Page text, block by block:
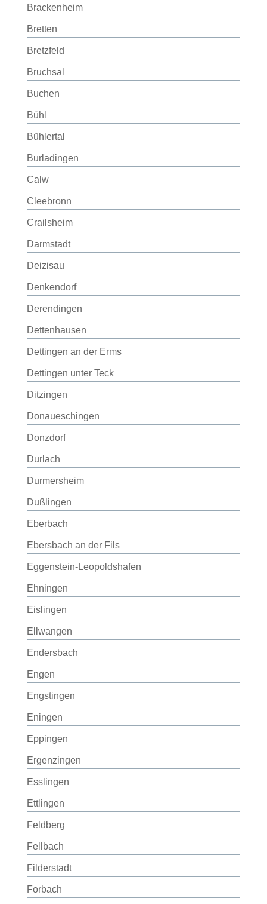
Brackenheim
Bretten
Bretzfeld
Bruchsal
Buchen
Bühl
Bühlertal
Burladingen
Calw
Cleebronn
Crailsheim
Darmstadt
Deizisau
Denkendorf
Derendingen
Dettenhausen
Dettingen an der Erms
Dettingen unter Teck
Ditzingen
Donaueschingen
Donzdorf
Durlach
Durmersheim
Dußlingen
Eberbach
Ebersbach an der Fils
Eggenstein-Leopoldshafen
Ehningen
Eislingen
Ellwangen
Endersbach
Engen
Engstingen
Eningen
Eppingen
Ergenzingen
Esslingen
Ettlingen
Feldberg
Fellbach
Filderstadt
Forbach